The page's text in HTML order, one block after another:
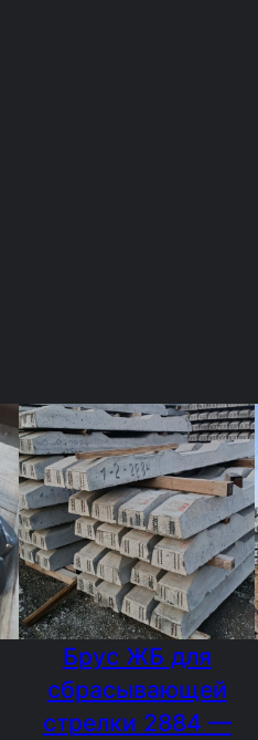
Брус ЖБ для
сбрасывающей
стрелки 2884 —